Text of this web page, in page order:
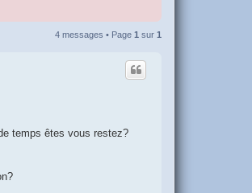
4 messages • Page 1 sur 1
temps êtes vous restez?